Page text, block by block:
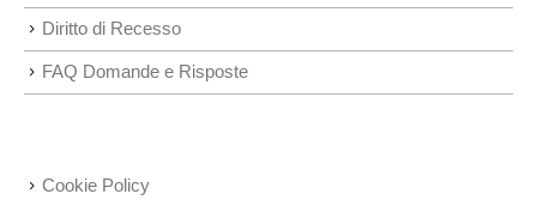
Diritto di Recesso
FAQ Domande e Risposte
Cookie Policy